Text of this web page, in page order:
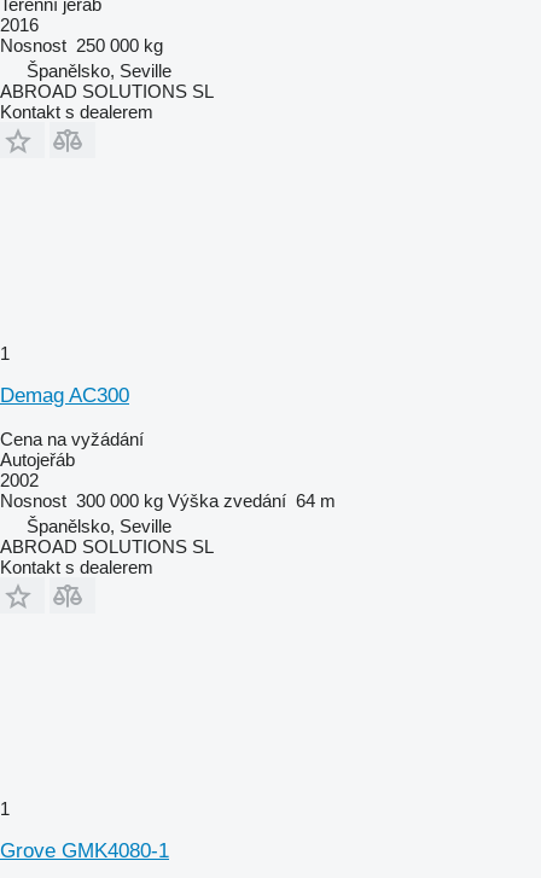
Terénní jeřáb
2016
Nosnost 250 000 kg
Španělsko, Seville
ABROAD SOLUTIONS SL
Kontakt s dealerem
1
Demag AC300
Cena na vyžádání
Autojeřáb
2002
Nosnost 300 000 kg Výška zvedání 64 m
Španělsko, Seville
ABROAD SOLUTIONS SL
Kontakt s dealerem
1
Grove GMK4080-1